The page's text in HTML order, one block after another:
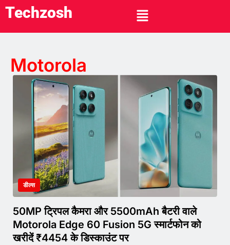
Techzosh
Motorola
डील्स
50MP ट्रिपल कैमरा और 5500mAh बैटरी वाले
Motorola Edge 60 Fusion 5G स्मार्टफोन को
खरीदें ₹4454 के डिस्काउंट पर